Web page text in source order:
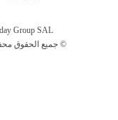
Group SAL
جميع الحقوق محفوظة لمجموعة العرب اليوم الاعلامية 2025 ©